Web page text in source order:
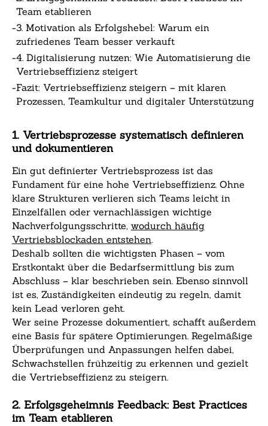
Team etablieren
-3. Motivation als Erfolgshebel: Warum ein
zufriedenes Team besser verkauft
-4. Digitalisierung nutzen: Wie Automatisierung die
Vertriebseffizienz steigert
-Fazit: Vertriebseffizienz steigern – mit klaren
Prozessen, Teamkultur und digitaler Unterstützung
1. Vertriebsprozesse systematisch definieren
und dokumentieren
Ein gut definierter Vertriebsprozess ist das
Fundament für eine hohe Vertriebseffizienz. Ohne
klare Strukturen verlieren sich Teams leicht in
Einzelfällen oder vernachlässigen wichtige
Nachverfolgungsschritte, wodurch häufig
Vertriebsblockaden entstehen.
Deshalb sollten die wichtigsten Phasen – vom
Erstkontakt über die Bedarfsermittlung bis zum
Abschluss – klar beschrieben sein. Ebenso sinnvoll
ist es, Zuständigkeiten eindeutig zu regeln, damit
kein Lead verloren geht.
Wer seine Prozesse dokumentiert, schafft außerdem
eine Basis für spätere Optimierungen. Regelmäßige
Überprüfungen und Anpassungen helfen dabei,
Schwachstellen frühzeitig zu erkennen und gezielt
die Vertriebseffizienz zu steigern.
2. Erfolgsgeheimnis Feedback: Best Practices
im Team etablieren